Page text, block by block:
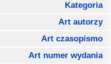
Kategoria
Art autorzy
Art czasopismo
Art numer wydania